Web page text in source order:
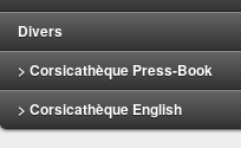
Divers
> Corsicathèque Press-Book
> Corsicathèque English